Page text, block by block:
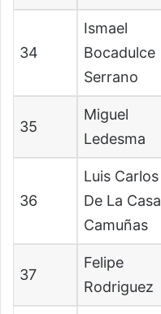
34
Ismael
Bocadulce
Serrano
35
Miguel
Ledesma
36
Luis Carlos
De La Casa
Camuñas
37
Felipe
Rodriguez